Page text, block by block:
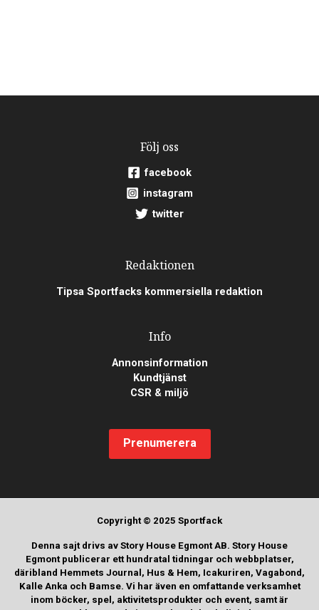
Följ oss
facebook
instagram
twitter
Redaktionen
Tipsa Sportfacks kommersiella redaktion
Info
Annonsinformation
Kundtjänst
CSR & miljö
Prenumerera
Copyright © 2025 Sportfack
Denna sajt drivs av Story House Egmont AB. Story House
Egmont publicerar ett hundratal tidningar och webbplatser,
däribland Hemmets Journal, Hus & Hem, Icakuriren, Vagabond,
Kalle Anka och Bamse. Vi har även en omfattande verksamhet
inom böcker, spel, aktivitetsprodukter och event, samt är